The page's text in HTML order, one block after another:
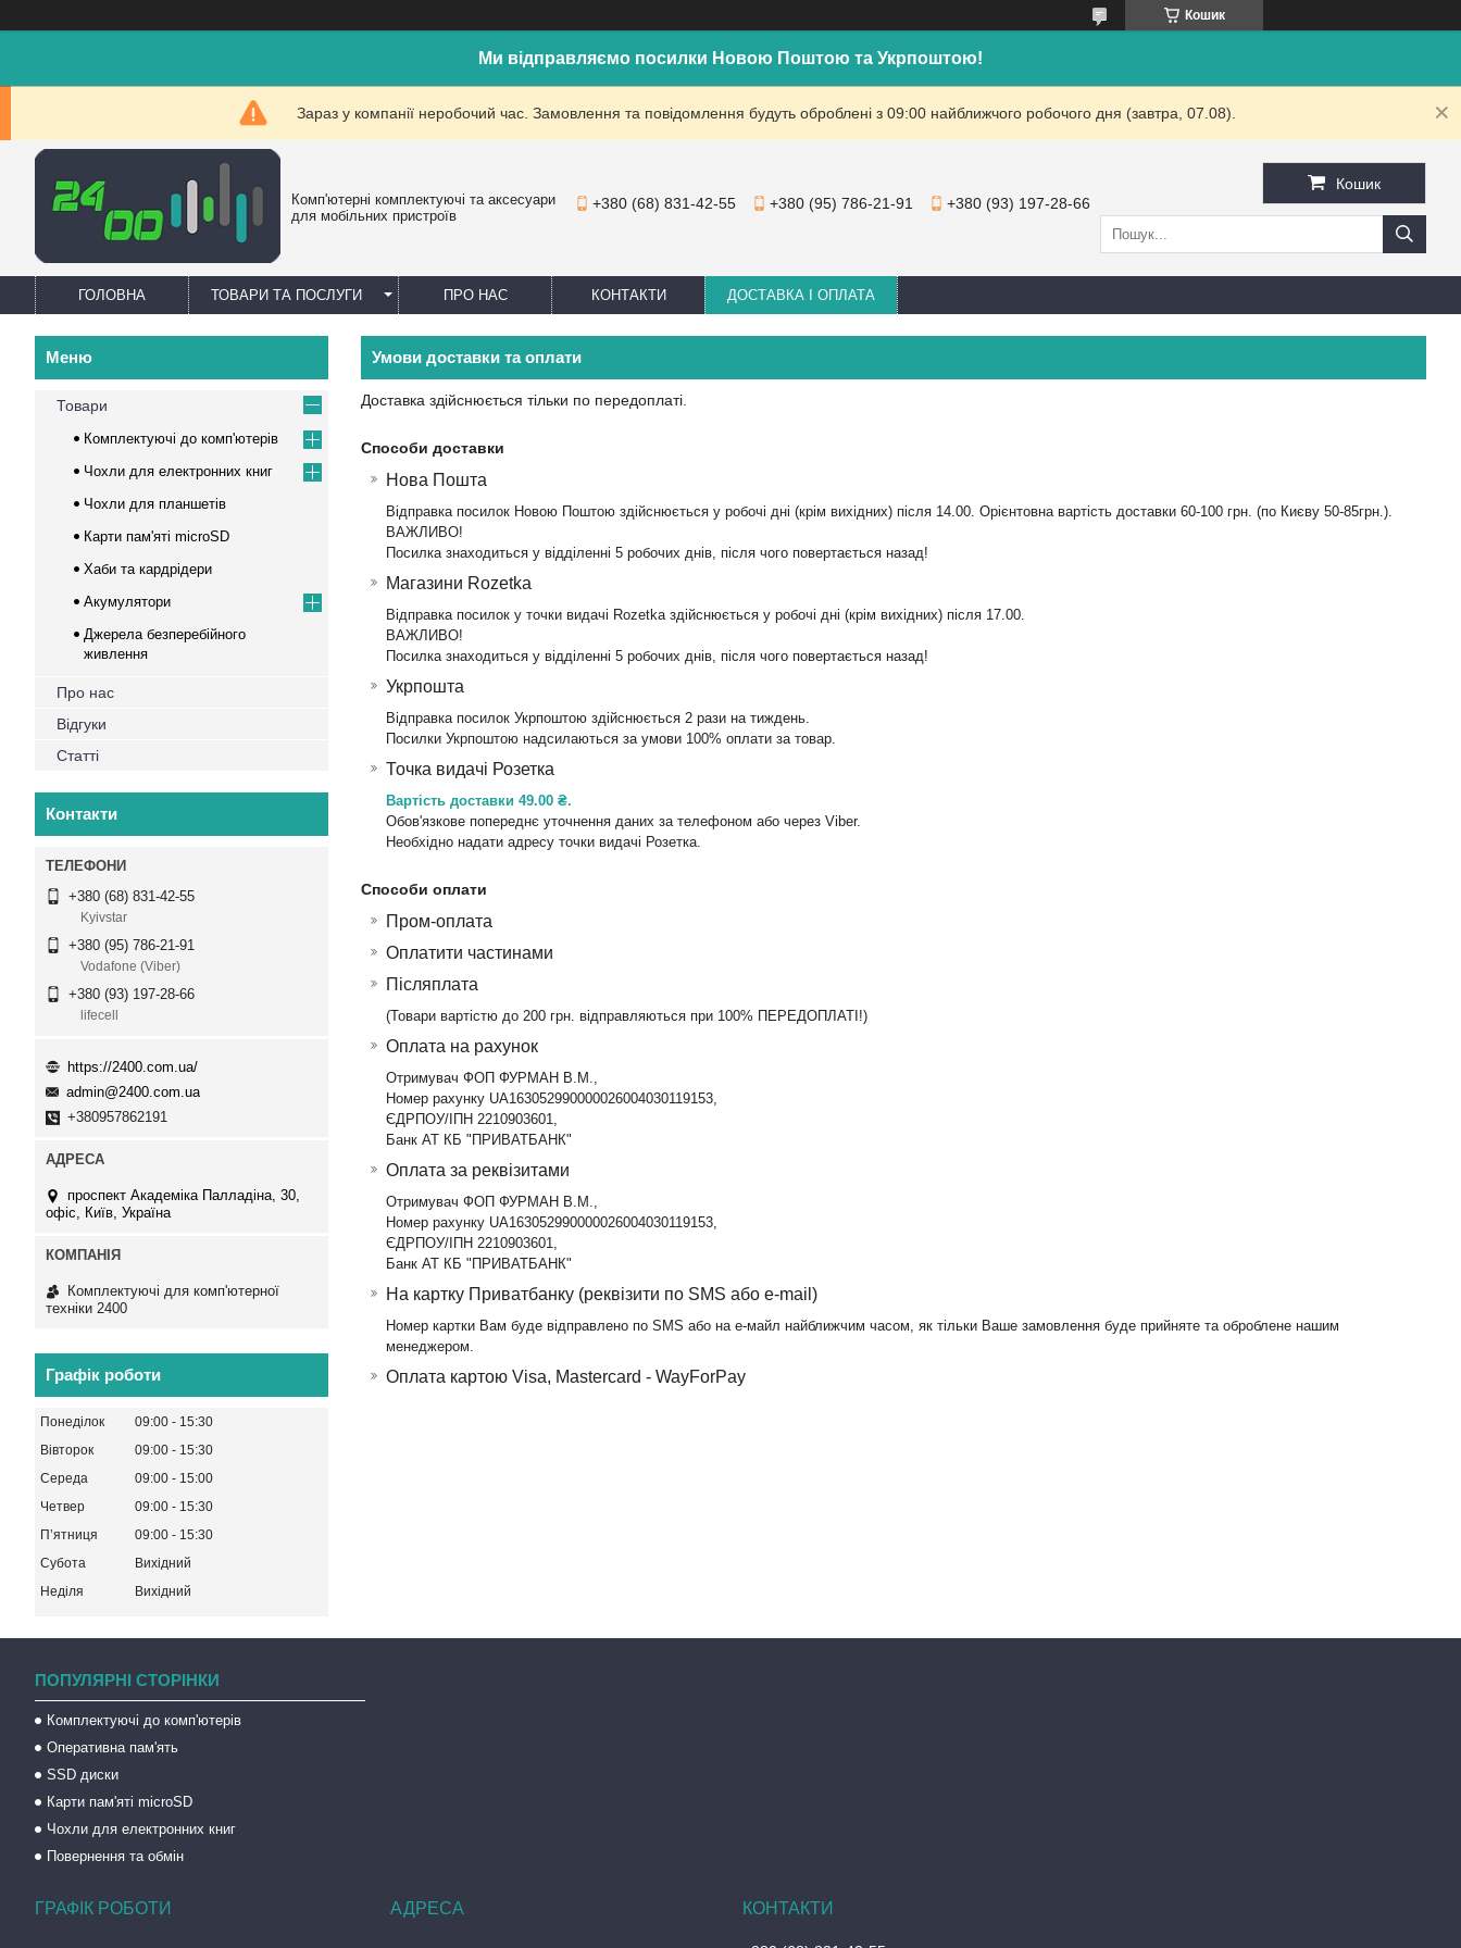
Кошик
Ми відправляємо посилки Новою Поштою та Укрпоштою!
Зараз у компанії неробочий час. Замовлення та повідомлення будуть оброблені з 09:00 найближчого робочого дня (завтра, 07.08).
Комп'ютерні комплектуючі та аксесуари
для мобільних пристроїв
+380 (68) 831-42-55 +380 (95) 786-21-91 +380 (93) 197-28-66
Кошик
ГОЛОВНА ТОВАРИ ТА ПОСЛУГИ ПРО НАС КОНТАКТИ ДОСТАВКА І ОПЛАТА
Умови доставки та оплати
Доставка здійснюється тільки по передоплаті.
Способи доставки
Нова Пошта
Відправка посилок Новою Поштою здійснюється у робочі дні (крім вихідних) після 14.00. Орієнтовна вартість доставки 60-100 грн. (по Києву 50-85грн.).
ВАЖЛИВО!
Посилка знаходиться у відділенні 5 робочих днів, після чого повертається назад!
Магазини Rozetka
Відправка посилок у точки видачі Rozetka здійснюється у робочі дні (крім вихідних) після 17.00.
ВАЖЛИВО!
Посилка знаходиться у відділенні 5 робочих днів, після чого повертається назад!
Укрпошта
Відправка посилок Укрпоштою здійснюється 2 рази на тиждень.
Посилки Укрпоштою надсилаються за умови 100% оплати за товар.
Точка видачі Розетка
Вартість доставки 49.00 ₴.
Обов'язкове попереднє уточнення даних за телефоном або через Viber.
Необхідно надати адресу точки видачі Розетка.
Способи оплати
Пром-оплата
Оплатити частинами
Післяплата
(Товари вартістю до 200 грн. відправляються при 100% ПЕРЕДОПЛАТІ!)
Оплата на рахунок
Отримувач ФОП ФУРМАН В.М.,
Номер рахунку UA163052990000026004030119153,
ЄДРПОУ/ІПН 2210903601,
Банк АТ КБ "ПРИВАТБАНК"
Оплата за реквізитами
Отримувач ФОП ФУРМАН В.М.,
Номер рахунку UA163052990000026004030119153,
ЄДРПОУ/ІПН 2210903601,
Банк АТ КБ "ПРИВАТБАНК"
На картку Приватбанку (реквізити по SMS або e-mail)
Номер картки Вам буде відправлено по SMS або на е-майл найближчим часом, як тільки Ваше замовлення буде прийняте та оброблене нашим
менеджером.
Оплата картою Visa, Mastercard - WayForPay
Товари
Комплектуючі до комп'ютерів
Чохли для електронних книг
Чохли для планшетів
Карти пам'яті microSD
Хаби та кардрідери
Акумулятори
Джерела безперебійного
живлення
Про нас
Відгуки
Статті
Контакти
+380 (68) 831-42-55
Kyivstar
+380 (95) 786-21-91
Vodafone (Viber)
+380 (93) 197-28-66
lifecell
https://2400.com.ua/
admin@2400.com.ua
+380957862191
проспект Академіка Палладіна, 30,
офіс, Київ, Україна
Комплектуючі для комп'ютерної
техніки 2400
Графік роботи
Понеділок 09:00
15:30
Вівторок
09:00
15:30
Середа
09:00
15:00
Четвер
09:00
15:30
Пʼятниця
09:00
15:30
Субота
Вихідний
Неділя
Вихідний
ПОПУЛЯРНІ СТОРІНКИ
Комплектуючі до комп'ютерів
Оперативна пам'ять
SSD диски
Карти пам'яті microSD
Чохли для електронних книг
Повернення та обмін
ГРАФІК РОБОТИ